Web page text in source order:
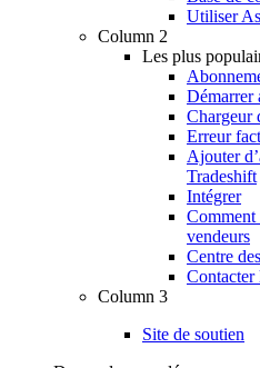
Utiliser
Column 2
Les plus
Démarrer
Chargeur
Erreur
Ajouter
Tradeshift
Intégrer
vendeurs
Centre
Contacter
Column 3
Site de soutien